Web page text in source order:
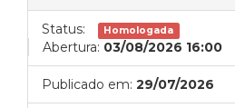
Status: Homologada
Abertura: 03/08/2026 16:00
Publicado em: 29/07/2026